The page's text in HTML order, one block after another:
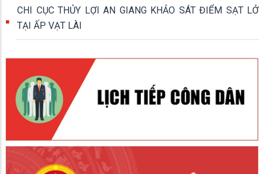
CHI CỤC THỦY LỢI AN GIANG KHẢO SÁT ĐIỂM SẠT LỞ
TẠI ẤP VẠT LÀI